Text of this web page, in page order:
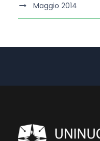
Maggio 2014